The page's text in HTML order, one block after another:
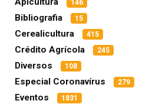
146
Bibliografia 15
Cerealicultura 415
Crédito Agrícola 245
Diversos 108
Especial Coronavírus 279
Eventos 1831